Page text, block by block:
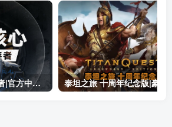
末日核心 机甲幸存者|官方中文|Build.19601158|解压即撸|